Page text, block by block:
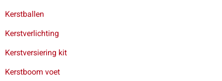
Kerstballen
Kerstverlichting
Kerstversiering kit
Kerstboom voet